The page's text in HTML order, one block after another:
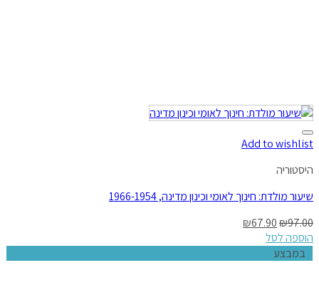
Add to wishlist
היסטוריה
שיעור מולדת: חינוך לאומי וכינון מדינה, 1966-1954
₪97.00
₪67.90
הוספה לסל
במבצע